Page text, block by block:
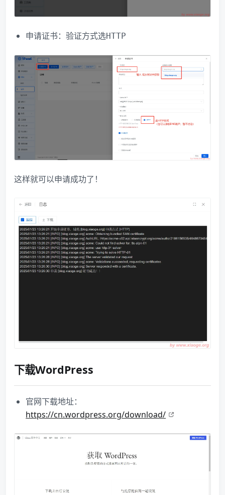
申请证书：验证方式选HTTP
这样就可以申请成功了！
下载WordPress
官网下载地址：
https://cn.wordpress.org/download/